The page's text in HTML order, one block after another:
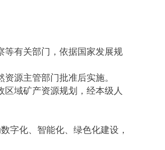
有关部门，依据国家发展规
源主管部门批准后实施。
域矿产资源规划，经本级人
化、智能化、绿色化建设，